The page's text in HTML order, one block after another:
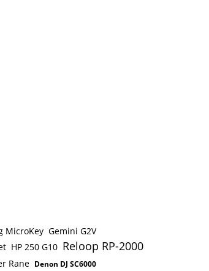
MicroKey Gemini G2V
HP 250 G10 Reloop RP-2000
Rane Denon DJ SC6000